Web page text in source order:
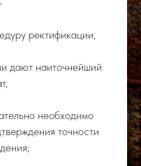
ректификации,
дают наиточнейший
необходимо
точности